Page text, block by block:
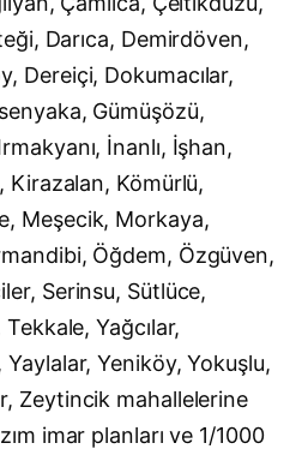
Darıca, Demirdöven,
Dereiçi, Dokumacılar,
Gümüşözü,
İnanlı, İşhan,
Kirazalan, Kömürlü,
Meşecik, Morkaya,
Öğdem, Özgüven,
Serinsu, Sütlüce,
Yağcılar,
Yaylalar, Yeniköy, Yokuşlu,
Zeytincik mahallelerine
imar planları ve 1/1000